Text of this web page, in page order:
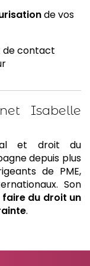
de vos
de contact
Isabelle
et droit du
depuis plus
de PME,
Son
du droit un
.